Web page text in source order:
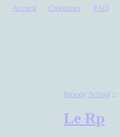
Accueil Calendrier FAQ
Bloody School ::
Le Rp